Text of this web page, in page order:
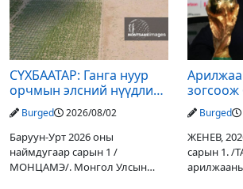
СҮХБААТАР: Ганга нуур
орчмын элсний нүүдлийг
зогсоох туршилтын ажил
үр дүнгээ өгч эхэлжээ
Burged 2026/08/02
Баруун-Урт 2026 оны
наймдугаар сарын 1 /
МОНЦАМЭ/. Монгол Улсын
зогсоож
Burged
ЖЕНЕВ,
сарын 1. /